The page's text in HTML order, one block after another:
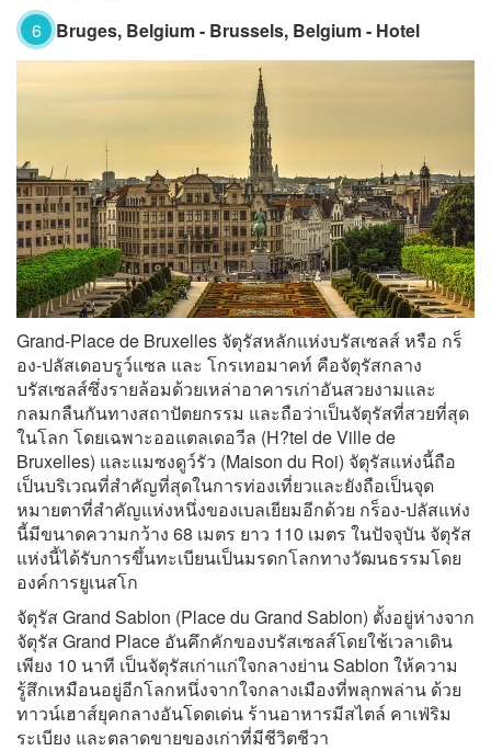
6
Bruges, Belgium - Brussels, Belgium - Hotel
Grand-Place de Bruxelles จัตุรัสหลักแห่งบรัสเซลส์ หรือ กร็
อง-ปลัสเดอบรูว์แซล และ โกรเทอมาคท์ คือจัตุรัสกลาง
บรัสเซลส์ซึ่งรายล้อมด้วยเหล่าอาคารเก่าอันสวยงามและ
กลมกลืนกันทางสถาปัตยกรรม และถือว่าเป็นจัตุรัสที่สวยที่สุด
ในโลก โดยเฉพาะออแตลเดอวีล (H?tel de Ville de
Bruxelles) และแมซงดูว์รัว (Maison du Roi) จัตุรัสแห่งนี้ถือ
เป็นบริเวณที่สำคัญที่สุดในการท่องเที่ยวและยังถือเป็นจุด
หมายตาที่สำคัญแห่งหนึ่งของเบลเยียมอีกด้วย กร็อง-ปลัสแห่ง
นี้มีขนาดความกว้าง 68 เมตร ยาว 110 เมตร ในปัจจุบัน จัตุรัส
แห่งนี้ได้รับการขึ้นทะเบียนเป็นมรดกโลกทางวัฒนธรรมโดย
องค์การยูเนสโก
จัตุรัส Grand Sablon (Place du Grand Sablon) ตั้งอยู่ห่างจาก
จัตุรัส Grand Place อันคึกคักของบรัสเซลส์โดยใช้เวลาเดิน
เพียง 10 นาที เป็นจัตุรัสเก่าแก่ใจกลางย่าน Sablon ให้ความ
รู้สึกเหมือนอยู่อีกโลกหนึ่งจากใจกลางเมืองที่พลุกพล่าน ด้วย
ทาวน์เฮาส์ยุคกลางอันโดดเด่น ร้านอาหารมีสไตล์ คาเฟ่ริม
ระเบียง และตลาดขายของเก่าที่มีชีวิตชีวา